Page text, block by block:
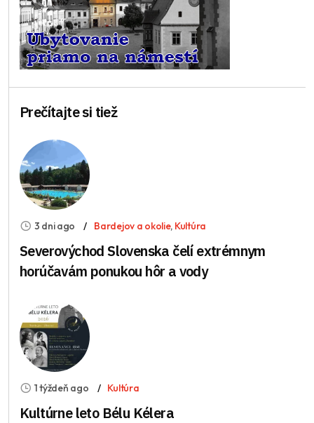
Prečítajte si tiež
3 dni ago Bardejov a okolie, Kultúra
Severovýchod Slovenska čelí extrémnym
horúčavám ponukou hôr a vody
1 týždeň ago Kultúra
Kultúrne leto Bélu Kélera